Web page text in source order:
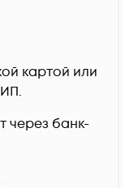
картой или
через банк-